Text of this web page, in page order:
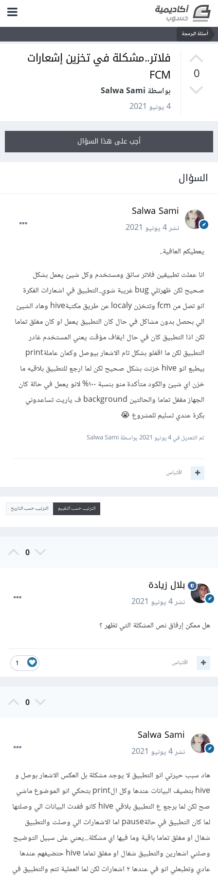
أسئلة البرمجة
0
فلاتر..مشكلة في تخزين إشعارات
FCM
بواسطة Salwa Sami
4 يونيو 2021
أجب على هذا السؤال
السؤال
Salwa Sami
نشر4 يونيو 2021
يعطيكم العافية..
انا عملت تطبيقين فلاتر سائق ومستخدم وكل شيئ يعمل بشكل
صحيح لكن ظهرتلي bug غريبة شوي..التطبيق في اشعارات الفكرة
انو تصل من fcm وتتخزن localy عن طريق مكتبةhive وهاد الشيئ
الي بحصل بدون مشاكل في حال كان التطبيق يعمل او كان مغلق تماما
لكن اذا التطبيق كان في حال ايقاف مؤقت يعني المستخدم غادر
التطبيق لكن ما اقفلو بشكل تام الاشعار بيوصل وكمان عاملةprint
بيطبع انو hive خزنت بشكل صحيح لكن لما ارجع للتطبيق بلاقيه ما
خزن اي شيئ والكود متأكدة منو بنسبة ١٠٠% لانو يعمل في حالة كان
الجهاز مقفل تماما والحالتين background ف ياريت تساعدوني
بكرة عندي تسليم للمشروع 😭
تم التعديل في4 يونيو 2021 بواسطة Salwa Sami
اقتباس
الترتيب حسب التقييم الترتيب حسب التاريخ
0
بلال زيادة
نشر4 يونيو 2021
هل ممكن إرفاق نص المشكلة التي تظهر ؟
1 اقتباس
0
Salwa Sami
نشر4 يونيو 2021
هاد سبب حيرتي انو التطبيق لا يوجد مشكلة بل العكس الاشعار بوصل و
hive بتضيف البيانات عندها وكل الprint بتحكي انو الموضوع ماشي
صح لكن لما برجع ع التطبيق بلاقي hive كانو فقدت البيانات الي وصلتها
لما كان التطبيق في حالةpause اما الاشعارات الي وصلت والتطبيق
شغال او مغلق تماما باقية وما فيها اي مشكلة...يعني على سبيل التوضيح
وصلني اشعارين والتطبيق شغال او مغلق تماما hive حتضيفهم عندها
عادي وتطبعلي انو في عندها ٢ اشعارات لكن لما العملية تتم والتطبيق في